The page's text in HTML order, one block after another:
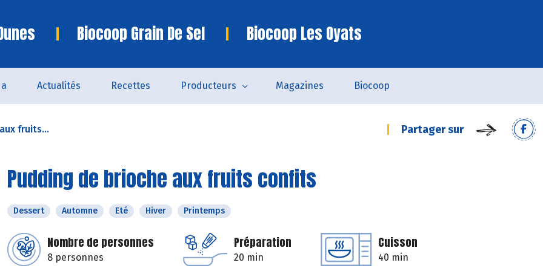
Biocoop Grain De Sel Biocoop Les Oyats
Actualités Recettes Producteurs Magazines Biocoop
fruits... Partager sur
Pudding de brioche aux fruits confits
Dessert Automne Eté Hiver Printemps
Nombre de personnes
8 personnes
Préparation
20 min
Cuisson
40 min